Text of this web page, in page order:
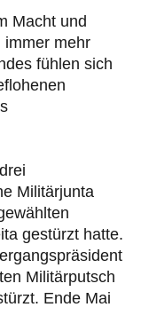
Macht und
immer mehr
fühlen sich
Militärjunta
gestürzt hatte.
Militärputsch
Ende Mai